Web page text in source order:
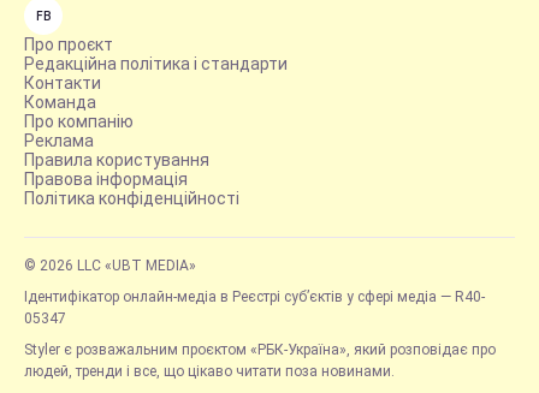
FB
Про проєкт
Редакційна політика і стандарти
Контакти
Команда
Про компанію
Реклама
Правила користування
Правова інформація
Політика конфіденційності
© 2026 LLC «UBT MEDIA»
Ідентифікатор онлайн-медіа в Реєстрі суб’єктів у сфері медіа — R40-
05347
Styler є розважальним проєктом «РБК-Україна», який розповідає про
людей, тренди і все, що цікаво читати поза новинами.